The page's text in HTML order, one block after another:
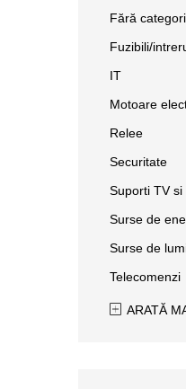
Fără
Fuzibili/
IT
Motoare
Relee
Securitate
Suporti TV
Surse de
Surse de
Telecomenzi
ARATĂ